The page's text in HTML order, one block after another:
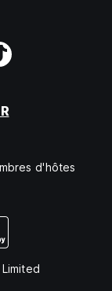
d'hôtes